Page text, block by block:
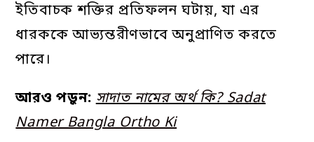
ইতিবাচক শক্তির প্রতিফলন ঘটায়, যা এর
ধারককে আভ্যন্তরীণভাবে অনুপ্রাণিত করতে
পারে।
আরও পড়ুন: সাদাত নামের অর্থ কি? Sadat
Namer Bangla Ortho Ki